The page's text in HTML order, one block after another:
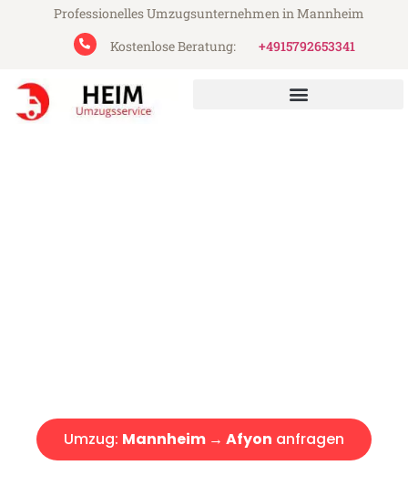
Professionelles Umzugsunternehmen in Mannheim
Kostenlose Beratung:
+4915792653341
Umzug: Mannheim → Afyon anfragen